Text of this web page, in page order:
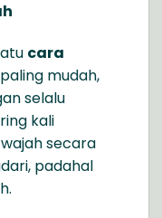
cara
mudah,
selalu
kali
secara
padahal